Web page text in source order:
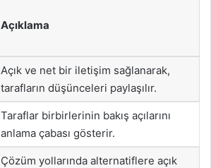
Açıklama
Açık ve net bir iletişim sağlanarak,
tarafların düşünceleri paylaşılır.
Taraflar birbirlerinin bakış açılarını
anlama çabası gösterir.
Çözüm yollarında alternatiflere açık